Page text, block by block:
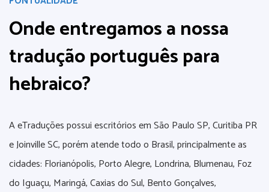
Onde entregamos a nossa
tradução português para
hebraico?
A eTraduções possui escritórios em São Paulo SP, Curitiba PR
e Joinville SC, porém atende todo o Brasil, principalmente as
cidades: Florianópolis, Porto Alegre, Londrina, Blumenau, Foz
do Iguaçu, Maringá, Caxias do Sul, Bento Gonçalves,